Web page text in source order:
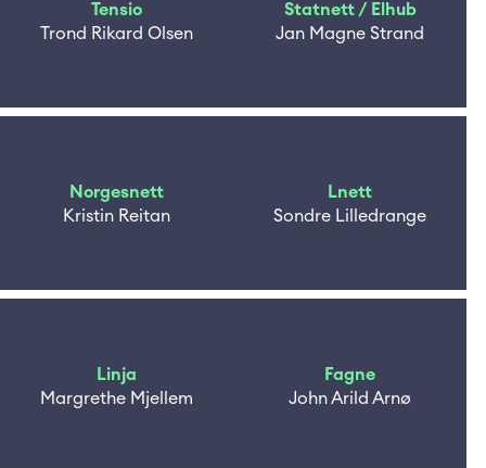
Tensio
Trond Rikard Olsen
Statnett / Elhub
Jan Magne Strand
Norgesnett
Kristin Reitan
Lnett
Sondre Lilledrange
Linja
Margrethe Mjellem
Fagne
John Arild Arnø